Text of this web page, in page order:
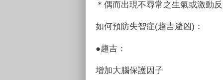
＊偶而出現不尋常之生氣或激動
如何預防失智症(趨吉避凶)：
●趨吉：
增加大腦保護因子